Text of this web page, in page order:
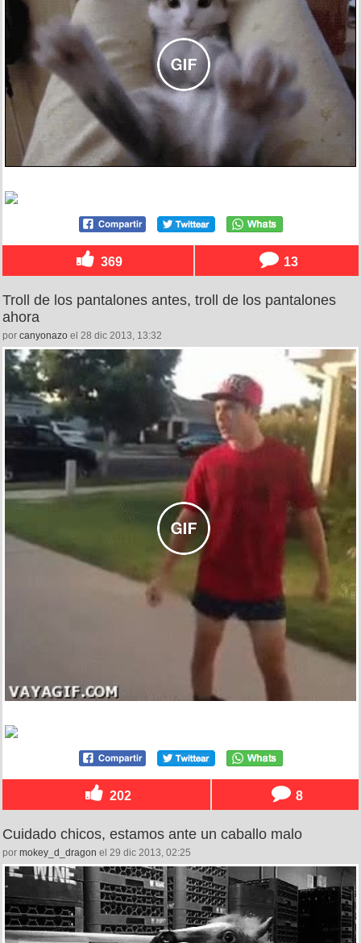
369 13
Troll de los pantalones antes, troll de los pantalones
ahora
por canyonazo el 28 dic 2013, 13:32
202 8
Cuidado chicos, estamos ante un caballo malo
por mokey_d_dragon el 29 dic 2013, 02:25